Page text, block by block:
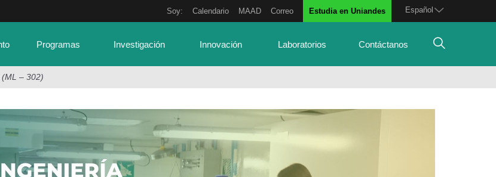
Español
Soy: Calendario MAAD Correo Estudia en Uniandes
Programas Investigación Innovación Laboratorios Contáctanos
– 302)